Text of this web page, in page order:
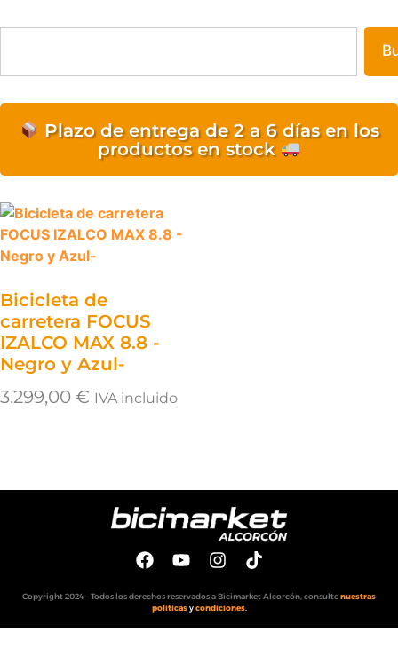
Plazo de entrega de 2 a 6 días en los
productos en stock
Bicicleta de
carretera FOCUS
IZALCO MAX 8.8 -
Negro y Azul-
3.299,00 € IVA incluido
Copyright 2024 – Todos los derechos reservados a Bicimarket Alcorcón, consultenuestras
políticasycondiciones.